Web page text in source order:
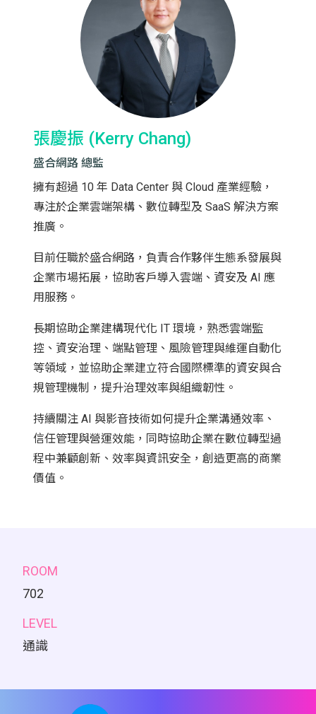
張慶振 (Kerry Chang)
盛合網路 總監
擁有超過 10 年 Data Center 與 Cloud 產業經驗，
專注於企業雲端架構、數位轉型及 SaaS 解決方案
推廣。
目前任職於盛合網路，負責合作夥伴生態系發展與
企業市場拓展，協助客戶導入雲端、資安及 AI 應
用服務。
長期協助企業建構現代化 IT 環境，熟悉雲端監
控、資安治理、端點管理、風險管理與維運自動化
等領域，並協助企業建立符合國際標準的資安與合
規管理機制，提升治理效率與組織韌性。
持續關注 AI 與影音技術如何提升企業溝通效率、
信任管理與營運效能，同時協助企業在數位轉型過
程中兼顧創新、效率與資訊安全，創造更高的商業
價值。
ROOM
702
LEVEL
通識